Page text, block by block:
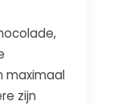
maximaal
zijn